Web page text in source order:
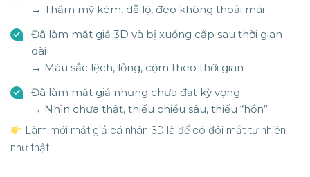
→ Thẩm mỹ kém, dễ lộ, đeo không thoải mái
Đã làm mắt giả 3D và bị xuống cấp sau thời gian
dài
→ Màu sắc lệch, lỏng, cộm theo thời gian
Đã làm mắt giả nhưng chưa đạt kỳ vọng
→ Nhìn chưa thật, thiếu chiều sâu, thiếu “hồn”
Làm mới mắt giả cá nhân 3D là để có đôi mắt tự nhiên
như thật.